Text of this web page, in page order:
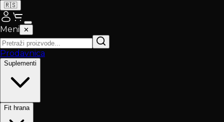
🇷🇸
Meni ✕
Prodavnica
Suplementi
Fit hrana